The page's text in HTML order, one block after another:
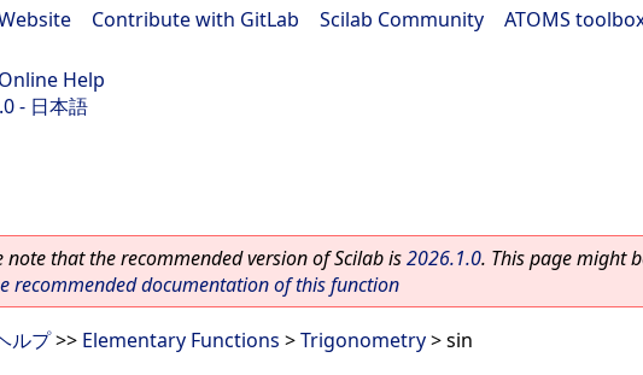
Contribute with GitLab Scilab Community ATOMS
Help
- 日本語
note that the recommended version of Scilab is2026.1.0. This page might
recommended documentation of this function
ルプ>> Elementary Functions >Trigonometry> sin